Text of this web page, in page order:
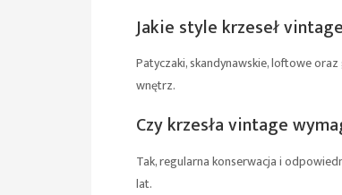
Jakie style krzeseł
Patyczaki, skandynawskie, loftowe
wnętrz.
Czy krzesła vintage
Tak, regularna konserwacja i
lat.